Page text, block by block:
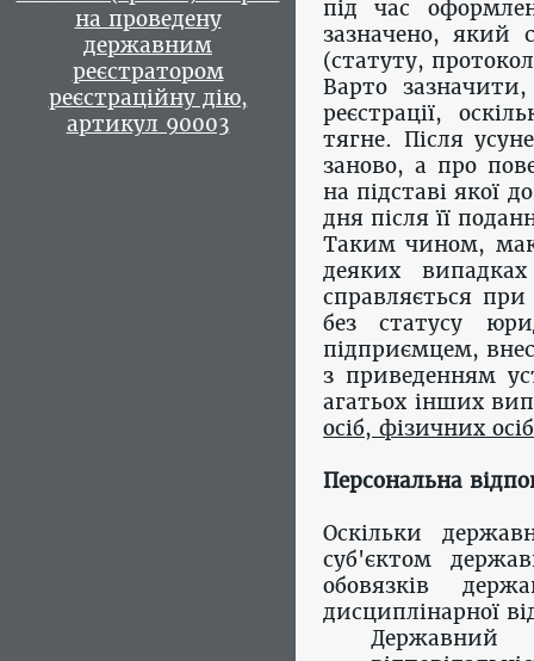
під час
зазначено, який
(статуту,
Варто
реєстрації,
тягне. Після
заново, а про
на підставі якої
дня після її
Таким чином,
деяких
справляється
без статусу
підприємцем,
з приведенням
агатьох інших
осіб, фізичних
Персональна
Оскільки
суб'єктом
обовязків
дисциплінарної
Державний
на проведену
державним
реєстратором
реєстраційну дію,
артикул 90003